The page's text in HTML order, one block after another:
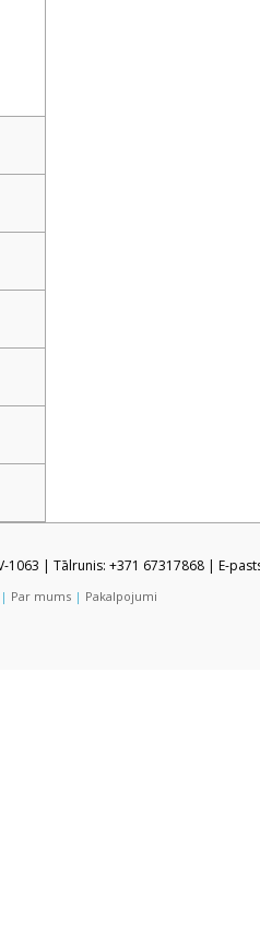
1063 | Tālrunis: +371 67317868 | E-
| Par mums | Pakalpojumi